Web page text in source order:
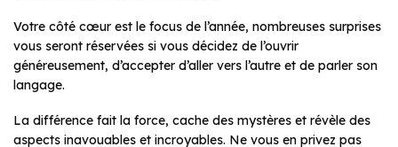
Votre côté cœur est le focus de l’année, nombreuses surprises
vous seront réservées si vous décidez de l’ouvrir
généreusement, d’accepter d’aller vers l’autre et de parler son
langage.
La différence fait la force, cache des mystères et révèle des
aspects inavouables et incroyables. Ne vous en privez pas